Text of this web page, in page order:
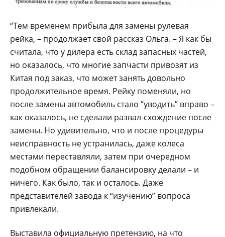
“Тем временем прибыла для замены рулевая
рейка, – продолжает свой рассказ Ольга. – Я как бы
считала, что у дилера есть склад запасных частей,
но оказалось, что многие запчасти привозят из
Китая под заказ, что может занять довольно
продолжительное время. Рейку поменяли, но
после замены автомобиль стало “уводить” вправо –
как оказалось, не сделали развал-схождение после
замены. Но удивительно, что и после процедуры
неисправность не устранилась, даже колеса
местами переставляли, затем при очередном
подобном обращении балансировку делали – и
ничего. Как было, так и осталось. Даже
представителей завода к “изучению” вопроса
привлекали.
Выставила официальную претензию, на что